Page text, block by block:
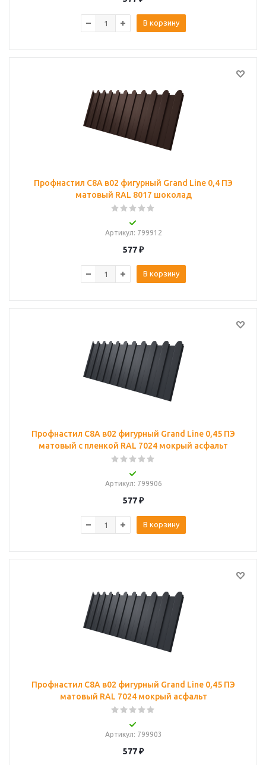
В корзину
Профнастил С8A в02 фигурный Grand Line 0,4 ПЭ
матовый RAL 8017 шоколад
Артикул: 799912
577₽
В корзину
Профнастил С8A в02 фигурный Grand Line 0,45 ПЭ
матовый с пленкой RAL 7024 мокрый асфальт
Артикул: 799906
577₽
В корзину
Профнастил С8A в02 фигурный Grand Line 0,45 ПЭ
матовый RAL 7024 мокрый асфальт
Артикул: 799903
577₽